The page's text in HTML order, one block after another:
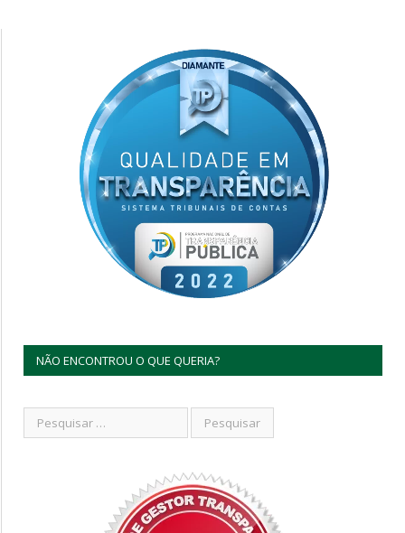
NÃO ENCONTROU O QUE QUERIA?